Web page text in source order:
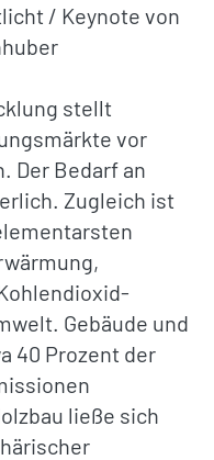
/ Keynote von
stellt
vor
Der Bedarf an
Zugleich ist
Gebäude und
40 Prozent der
ließe sich